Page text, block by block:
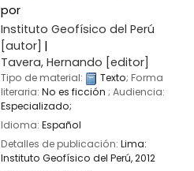
por
Instituto Geofísico del Perú
[autor]
Tavera, Hernando [editor]
Tipo de material: Texto; Forma
literaria: No es ficción ; Audiencia:
Especializado;
Idioma: Español
Detalles de publicación: Lima:
Instituto Geofísico del Perú,2012